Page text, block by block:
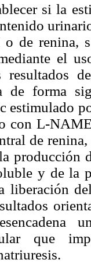
si la
de renina,
el
resultados
de forma
estimulado
con L-
de
producción
y de la
liberación
que